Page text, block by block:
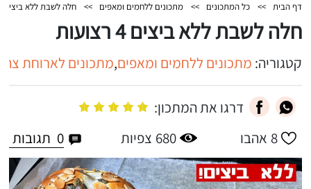
דף הבית >> כל המתכונים >> מתכונים ללחמים ומאפים >> חלה לשבת ללא ביצים 4 רצועות
חלה לשבת ללא ביצים 4 רצועות
קטגוריה: מתכונים ללחמים ומאפים,מתכונים לארוחת
דרגו את המתכון:
8 אהבו 680 צפיות 0 תגובות